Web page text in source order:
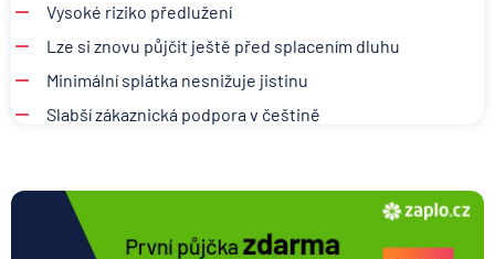
Vysoké riziko předlužení
Lze si znovu půjčit ještě před splacením dluhu
Minimální splátka nesnižuje jistinu
Slabší zákaznická podpora v češtině